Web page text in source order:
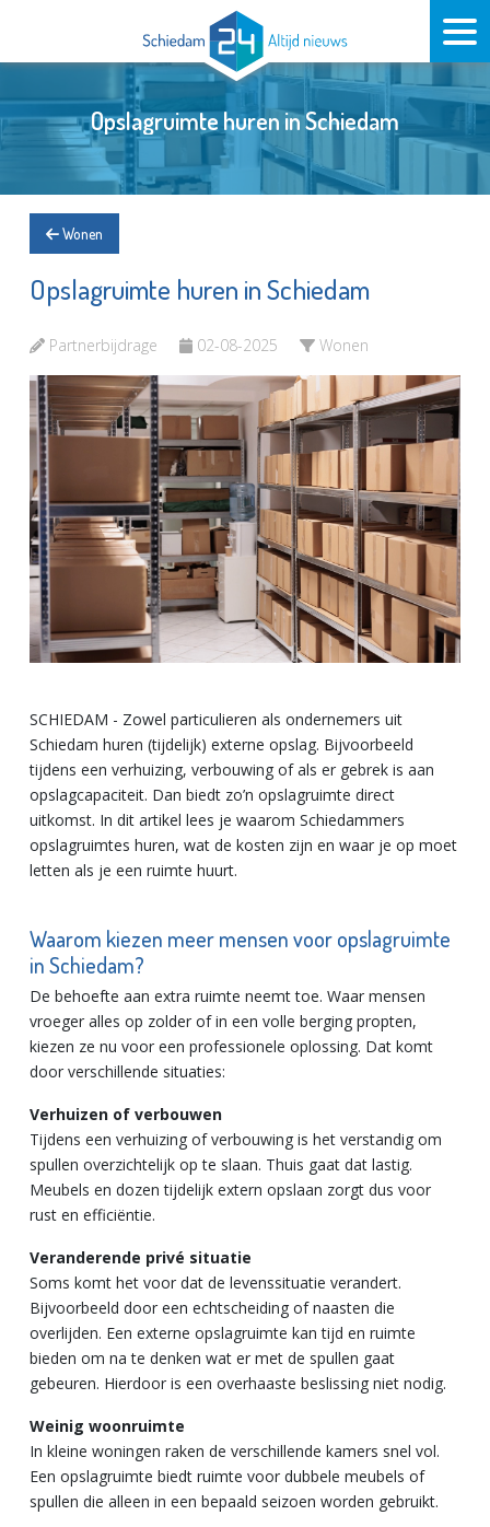
Opslagruimte huren in Schiedam
Wonen
Opslagruimte huren in Schiedam
Partnerbijdrage 02-08-2025 Wonen
SCHIEDAM - Zowel particulieren als ondernemers uit
Schiedam huren (tijdelijk) externe opslag. Bijvoorbeeld
tijdens een verhuizing, verbouwing of als er gebrek is aan
opslagcapaciteit. Dan biedt zo’n opslagruimte direct
uitkomst. In dit artikel lees je waarom Schiedammers
opslagruimtes huren, wat de kosten zijn en waar je op moet
letten als je een ruimte huurt.
Waarom kiezen meer mensen voor opslagruimte
in Schiedam?
De behoefte aan extra ruimte neemt toe. Waar mensen
vroeger alles op zolder of in een volle berging propten,
kiezen ze nu voor een professionele oplossing. Dat komt
door verschillende situaties:
Verhuizen of verbouwen
Tijdens een verhuizing of verbouwing is het verstandig om
spullen overzichtelijk op te slaan. Thuis gaat dat lastig.
Meubels en dozen tijdelijk extern opslaan zorgt dus voor
rust en efficiëntie.
Veranderende privé situatie
Soms komt het voor dat de levenssituatie verandert.
Bijvoorbeeld door een echtscheiding of naasten die
overlijden. Een externe opslagruimte kan tijd en ruimte
bieden om na te denken wat er met de spullen gaat
gebeuren. Hierdoor is een overhaaste beslissing niet nodig.
Weinig woonruimte
In kleine woningen raken de verschillende kamers snel vol.
Een opslagruimte biedt ruimte voor dubbele meubels of
spullen die alleen in een bepaald seizoen worden gebruikt.